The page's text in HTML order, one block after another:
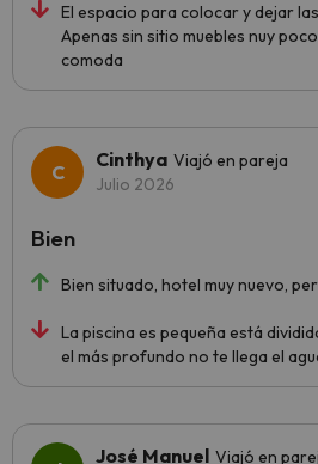
El espacio para colocar y dejar
Apenas sin sitio muebles nuy
comoda
Cinthya Viajó en pareja
Julio 2026
Bien situado, hotel muy nuevo,
La piscina es pequeña está
el más profundo no te llega el
Bien
José Manuel Viajó en